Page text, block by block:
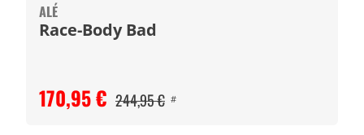
ALÉ
Race-Body Bad
170,95 € 244,95 € #